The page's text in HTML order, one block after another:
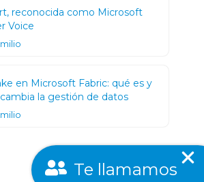
reconocida como Microsoft
Voice
en Microsoft Fabric: qué es y
la gestión de datos
Te llamamos